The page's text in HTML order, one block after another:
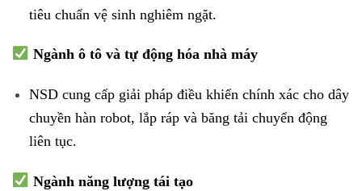
tiêu chuẩn vệ sinh nghiêm ngặt.
Ngành ô tô và tự động hóa nhà máy
NSD cung cấp giải pháp điều khiển chính xác cho dây
chuyền hàn robot, lắp ráp và băng tải chuyển động
liên tục.
Ngành năng lượng tái tạo